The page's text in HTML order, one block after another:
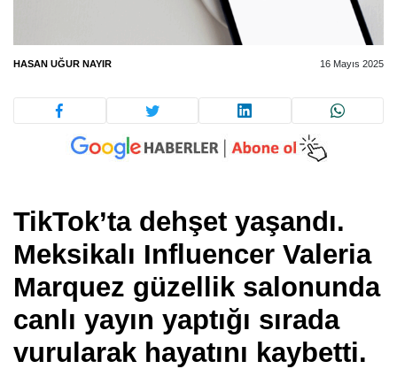
HASAN UĞUR NAYIR 16 Mayıs 2025
TikTok’ta dehşet yaşandı.
Meksikalı Influencer Valeria
Marquez güzellik salonunda
canlı yayın yaptığı sırada
vurularak hayatını kaybetti.